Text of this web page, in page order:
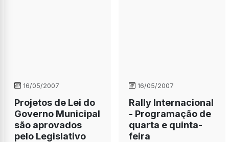
16/05/2007
Projetos de Lei do
Governo Municipal
são aprovados
pelo Legislativo
16/05/2007
Rally Internacional
- Programação de
quarta e quinta-
feira